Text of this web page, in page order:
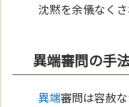
沈黙を余儀なくさ
異端審問の手
異端審問は容赦